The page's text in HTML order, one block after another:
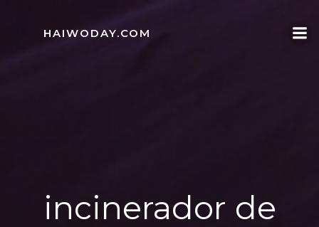
HAIWODAY.COM
incinerador de